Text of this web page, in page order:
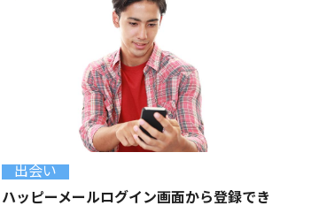
出会い
ハッピーメールログイン画面から登録でき